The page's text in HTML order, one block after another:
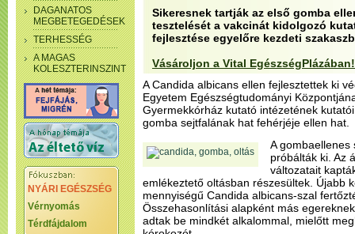
DAGANATOS
MEGBETEGEDÉSEK
TERHESSÉG
A MAGAS
KOLESZTERINSZINT
NYÁRI EGÉSZSÉG
Vérnyomás
Térdfájdalom
Sikeresnek tartják az első gomba
tesztelését a vakcinát kidolgozó
fejlesztése egyelőre kezdeti
Vásároljon a Vital EgészségPlázában!
A Candida albicans ellen fejlesztettek ki
Egyetem Egészségtudományi
Gyermekkórház kutató intézetének
gomba sejtfalának hat fehérjéje ellen hat.
A gombaellenes
próbálták ki. Az
változatait
emlékeztető oltásban részesültek. Újabb
mennyiségű Candida albicans-szal
Összehasonlítási alapként más
adtak be mindkét alkalommal, mielőtt